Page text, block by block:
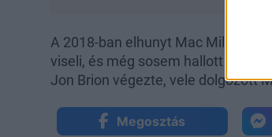
A 2018-ban elhunyt Mac Millernek
viseli, és még sosem hallott
Jon Brion végezte, vele dolgozott
Megosztás